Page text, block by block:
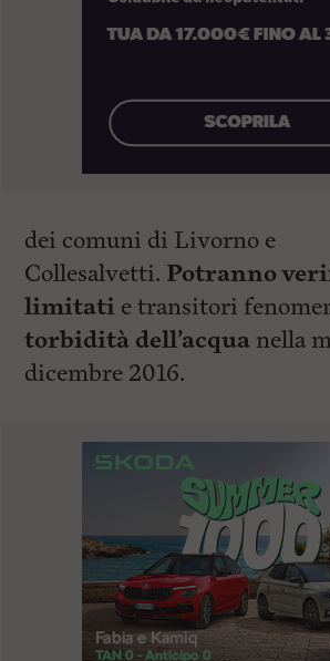
dei comuni di Livorno e
Collesalvetti. Potranno
limitati e transitori
torbidità dell’acqua nella
dicembre 2016.